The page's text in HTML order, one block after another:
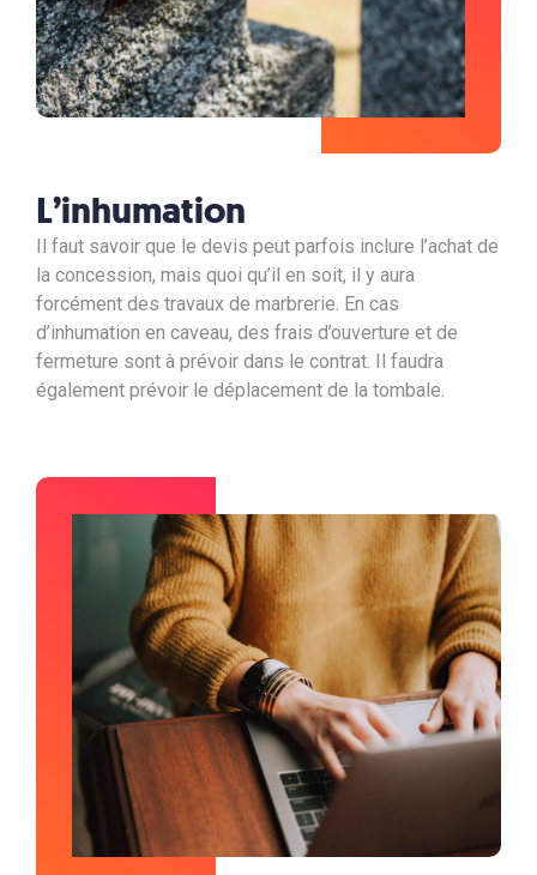
L’inhumation
Il faut savoir que le devis peut parfois inclure l’achat de
la concession, mais quoi qu’il en soit, il y aura
forcément des travaux de marbrerie. En cas
d’inhumation en caveau, des frais d’ouverture et de
fermeture sont à prévoir dans le contrat. Il faudra
également prévoir le déplacement de la tombale.